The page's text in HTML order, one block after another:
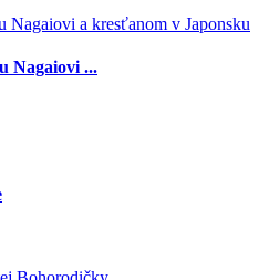
Nagaiovi ...